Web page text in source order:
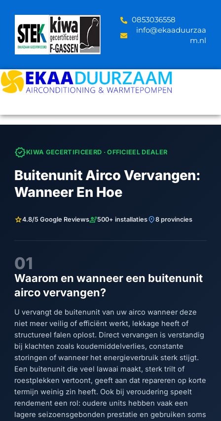
content
‪0853036558
info@ekaaduurzaa
m.nl
verifiedKIWA GECERTIFICEERD · OFFICIEEL DEALER
Buitenunit Airco Vervangen:
Wanneer En Hoe
star4.8/5 Google Reviewsengineering500+ installatieslocation_on8 provincies
01
Waarom en wanneer een buitenunit
airco vervangen?
U vervangt de buitenunit van uw airco wanneer deze
niet meer veilig of efficiënt werkt, lekkage heeft of
structureel falen oplost. Direct vervangen is verstandig
bij klachten zoals koudemiddelverlies, constante
storingen of wanneer het energieverbruik sterk stijgt.
Een buitenunit die veel lawaai maakt, sterk trilt of
roestplekken vertoont, geeft aan dat repareren op korte
termijn weinig zin heeft. Ook bij veroudering speelt
rendement een rol: oudere units hebben vaak een
lagere seizoensgebonden prestatie en gebruiken soms